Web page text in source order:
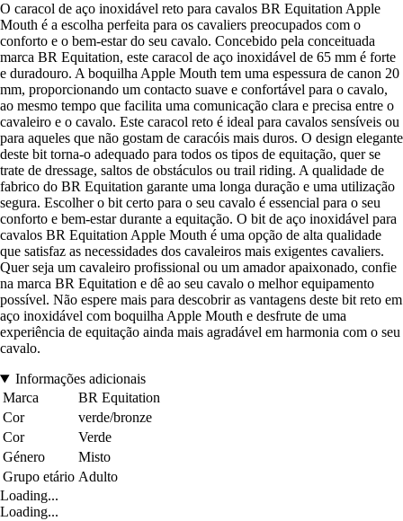
O caracol de aço inoxidável reto para cavalos BR Equitation Apple
Mouth é a escolha perfeita para os cavaliers preocupados com o
conforto e o bem-estar do seu cavalo. Concebido pela conceituada
marca BR Equitation, este caracol de aço inoxidável de 65 mm é forte
e duradouro. A boquilha Apple Mouth tem uma espessura de canon 20
mm, proporcionando um contacto suave e confortável para o cavalo,
ao mesmo tempo que facilita uma comunicação clara e precisa entre o
cavaleiro e o cavalo. Este caracol reto é ideal para cavalos sensíveis ou
para aqueles que não gostam de caracóis mais duros. O design elegante
deste bit torna-o adequado para todos os tipos de equitação, quer se
trate de dressage, saltos de obstáculos ou trail riding. A qualidade de
fabrico do BR Equitation garante uma longa duração e uma utilização
segura. Escolher o bit certo para o seu cavalo é essencial para o seu
conforto e bem-estar durante a equitação. O bit de aço inoxidável para
cavalos BR Equitation Apple Mouth é uma opção de alta qualidade
que satisfaz as necessidades dos cavaleiros mais exigentes cavaliers.
Quer seja um cavaleiro profissional ou um amador apaixonado, confie
na marca BR Equitation e dê ao seu cavalo o melhor equipamento
possível. Não espere mais para descobrir as vantagens deste bit reto em
aço inoxidável com boquilha Apple Mouth e desfrute de uma
experiência de equitação ainda mais agradável em harmonia com o seu
cavalo.
Informações adicionais
Marca
BR Equitation
Cor
verde/bronze
Cor
Verde
Género
Misto
Grupo etário Adulto
Loading...
Loading...